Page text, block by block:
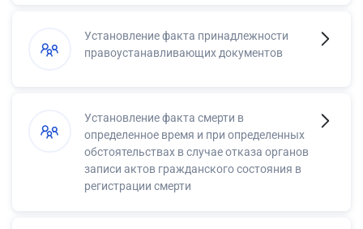
Установление факта принадлежности
правоустанавливающих документов
Установление факта смерти в
определенное время и при определенных
обстоятельствах в случае отказа органов
записи актов гражданского состояния в
регистрации смерти